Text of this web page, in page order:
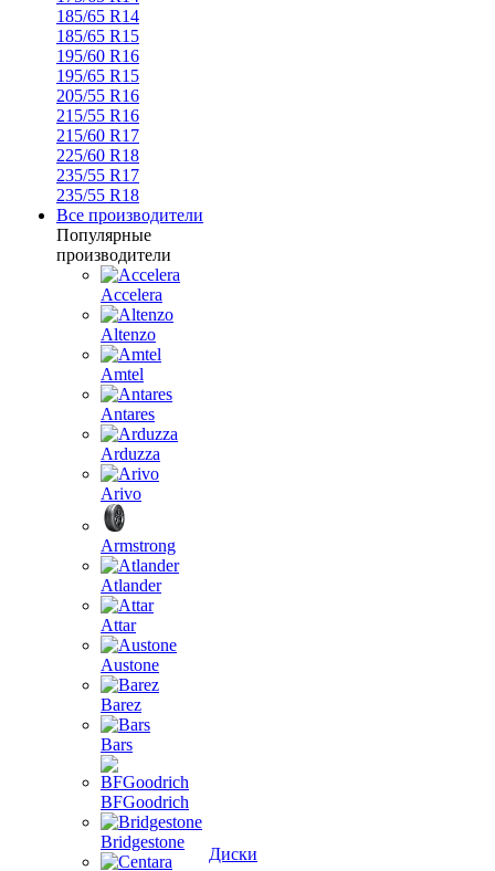
185/65 R14
185/65 R15
195/60 R16
195/65 R15
205/55 R16
215/55 R16
215/60 R17
225/60 R18
235/55 R17
235/55 R18
Все производители
Популярные
производители
Accelera
Altenzo
Amtel
Antares
Arduzza
Arivo
Armstrong
Atlander
Attar
Austone
Barez
Bars
BFGoodrich
Bridgestone
Диски